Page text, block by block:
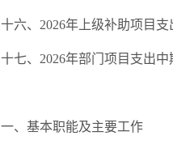
十六、2026年上级补助项目支
十七、2026年部门项目支出
一、基本职能及主要工作